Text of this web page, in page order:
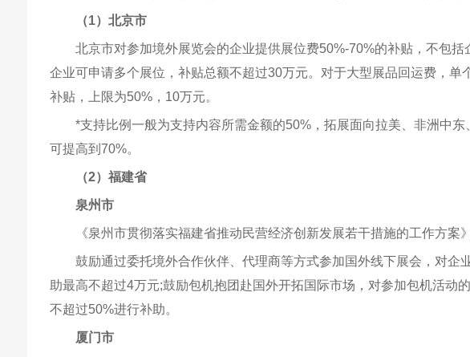
（1）北京市
北京市对参加境外展览会的企业提供展位费50%-70%的补贴，不包
企业可申请多个展位，补贴总额不超过30万元。对于大型展品回运费，
补贴，上限为50%，10万元。
*支持比例一般为支持内容所需金额的50%，拓展面向拉美、非洲中
可提高到70%。
（2）福建省
泉州市
《泉州市贯彻落实福建省推动民营经济创新发展若干措施的工作方案
鼓励通过委托境外合作伙伴、代理商等方式参加国外线下展会，对企
助最高不超过4万元;鼓励包机抱团赴国外开拓国际市场，对参加包机活动
不超过50%进行补助。
厦门市